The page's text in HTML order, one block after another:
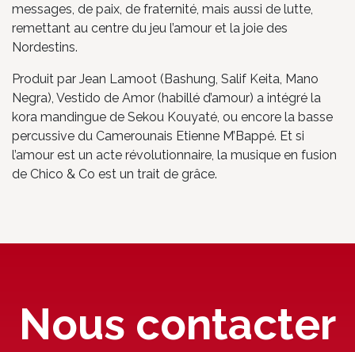
messages, de paix, de fraternité, mais aussi de lutte,
remettant au centre du jeu l’amour et la joie des
Nordestins.
Produit par Jean Lamoot (Bashung, Salif Keita, Mano
Negra), Vestido de Amor (habillé d’amour) a intégré la
kora mandingue de Sekou Kouyaté, ou encore la basse
percussive du Camerounais Etienne M’Bappé. Et si
l’amour est un acte révolutionnaire, la musique en fusion
de Chico & Co est un trait de grâce.
Nous contacter